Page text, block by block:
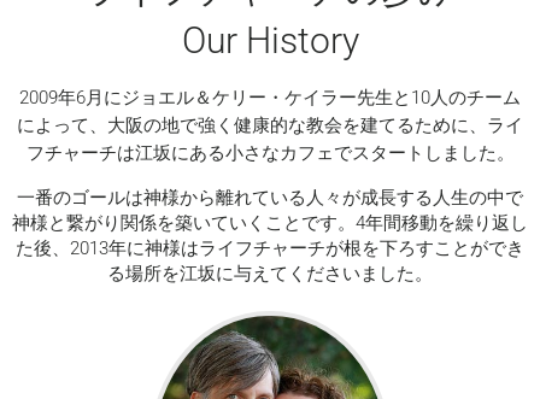
Our History
2009年6月にジョエル＆ケリー・ケイラー先生と10人のチーム
によって、大阪の地で強く健康的な教会を建てるために、ライ
フチャーチは江坂にある小さなカフェでスタートしました。
一番のゴールは神様から離れている人々が成長する人生の中で
神様と繋がり関係を築いていくことです。4年間移動を繰り返し
た後、2013年に神様はライフチャーチが根を下ろすことができ
る場所を江坂に与えてくださいました。